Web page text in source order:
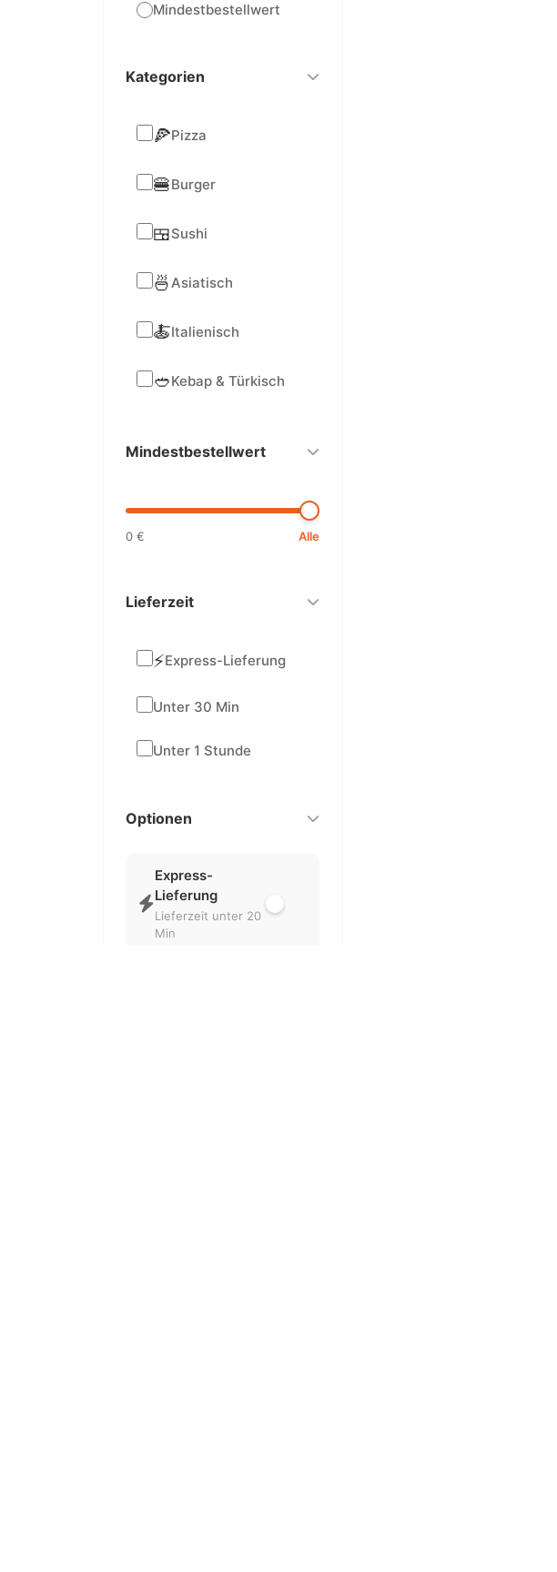
Mindestbestellwert
Kategorien
🍕Pizza
🍔Burger
🍱Sushi
🍜Asiatisch
🍝Italienisch
🥙Kebap & Türkisch
Mindestbestellwert
0 € Alle
Lieferzeit
⚡Express-Lieferung
Unter 30 Min
Unter 1 Stunde
Optionen
Express-
Lieferung
Lieferzeit unter 20
Min